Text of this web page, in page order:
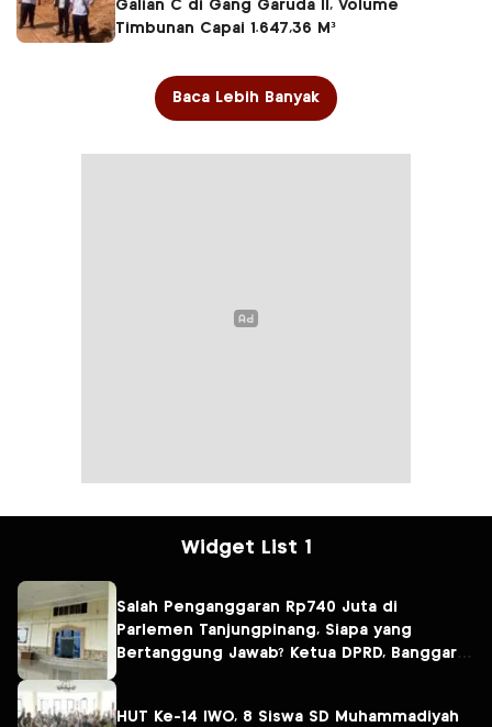
Galian C di Gang Garuda II, Volume
Timbunan Capai 1.647,36 M³
Baca Lebih Banyak
Widget List 1
Salah Penganggaran Rp740 Juta di
Parlemen Tanjungpinang, Siapa yang
Bertanggung Jawab? Ketua DPRD, Banggar
HUT Ke-14 IWO, 8 Siswa SD Muhammadiyah